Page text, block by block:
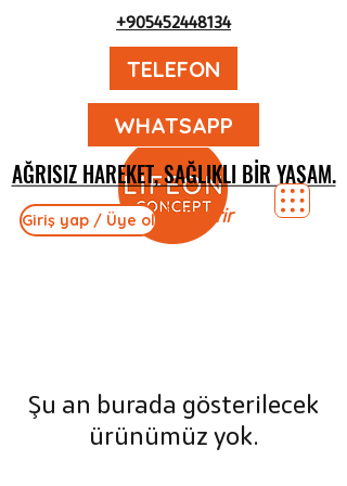
Hayatı İyileştirir
Giriş yap / Üye ol
AĞRISIZ HAREKET, SAĞLIKLI BIR YAŞAM.
AĞRISIZ HAREKET, SAĞLIKLI BIR YAŞAM.
WHATSAPP
TELEFON
+905452448134
Şu an burada gösterilecek
ürünümüz yok.